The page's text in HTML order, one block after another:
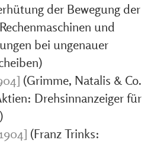
der Bewegung der
und
bei ungenauer
(Grimme, Natalis & Co.
Drehsinnanzeiger für
(Franz Trinks: